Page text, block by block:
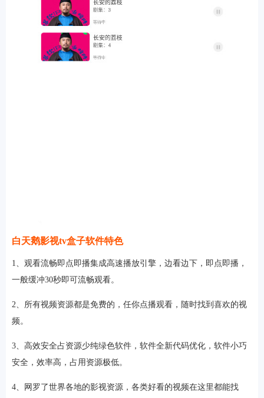
白天鹅影视tv盒子软件特色
1、观看流畅即点即播集成高速播放引擎，边看边下，即点即播，
一般缓冲30秒即可流畅观看。
2、所有视频资源都是免费的，任你点播观看，随时找到喜欢的视
频。
3、高效安全占资源少纯绿色软件，软件全新代码优化，软件小巧
安全，效率高，占用资源极低。
4、网罗了世界各地的影视资源，各类好看的视频在这里都能找